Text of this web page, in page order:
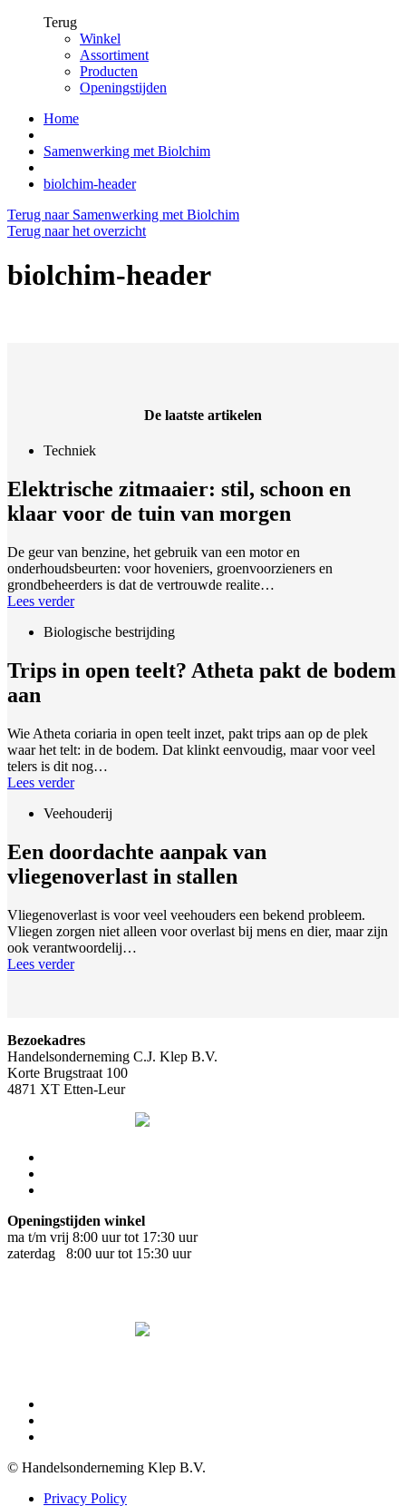
Terug
Winkel
Assortiment
Producten
Openingstijden
Home
Samenwerking met Biolchim
biolchim-header
Terug naar Samenwerking met Biolchim
Terug naar het overzicht
biolchim-header
De laatste artikelen
Techniek
Elektrische zitmaaier: stil, schoon en
klaar voor de tuin van morgen
De geur van benzine, het gebruik van een motor en
onderhoudsbeurten: voor hoveniers, groenvoorzieners en
grondbeheerders is dat de vertrouwde realite…
Lees verder
Biologische bestrijding
Trips in open teelt? Atheta pakt de bodem
aan
Wie Atheta coriaria in open teelt inzet, pakt trips aan op de plek
waar het telt: in de bodem. Dat klinkt eenvoudig, maar voor veel
telers is dit nog…
Lees verder
Veehouderij
Een doordachte aanpak van
vliegenoverlast in stallen
Vliegenoverlast is voor veel veehouders een bekend probleem.
Vliegen zorgen niet alleen voor overlast bij mens en dier, maar zijn
ook verantwoordelij…
Lees verder
Bezoekadres
Handelsonderneming C.J. Klep B.V.
Korte Brugstraat 100
4871 XT Etten-Leur
Openingstijden winkel
ma t/m vrij 8:00 uur tot 17:30 uur
zaterdag 8:00 uur tot 15:30 uur
© Handelsonderneming Klep B.V.
Privacy Policy